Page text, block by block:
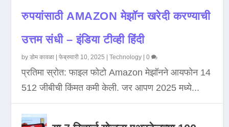
रुपयांसाठी AMAZON मेझॉन खरेदी करण्याची
उत्तम संधी – इंडिया टीव्ही हिंदी
byडोम कावळा |फेब्रुवारी 10, 2025 |Technology |0
प्रतिमा स्रोत: फाइल फोटो Amazon मेझॉनने आयफोन 14
512 जीबीची किंमत कमी केली. जर आपण 2025 मध्ये...